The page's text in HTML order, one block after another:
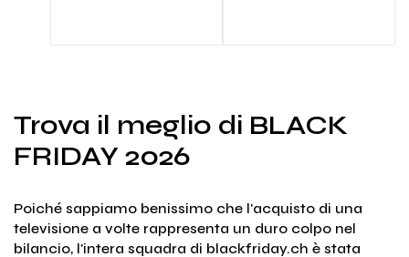
Trova il meglio di BLACK
FRIDAY 2026
Poiché sappiamo benissimo che l'acquisto di una
televisione a volte rappresenta un duro colpo nel
bilancio, l'intera squadra di blackfriday.ch è stata